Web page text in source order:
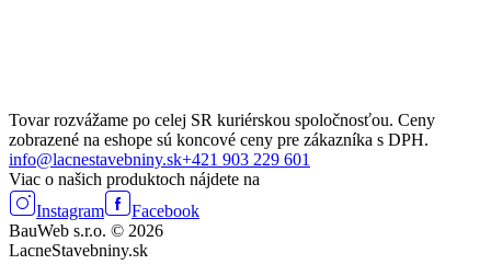
Tovar rozvážame po celej SR kuriérskou spoločnosťou. Ceny
zobrazené na eshope sú koncové ceny pre zákazníka s DPH.
info@lacnestavebniny.sk+421 903 229 601
Viac o našich produktoch nájdete na
Instagram
Facebook
BauWeb s.r.o. © 2026
LacneStavebniny.sk